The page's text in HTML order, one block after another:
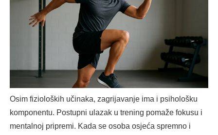
Osim fizioloških učinaka, zagrijavanje ima i psihološku
komponentu. Postupni ulazak u trening pomaže fokusu i
mentalnoj pripremi. Kada se osoba osjeća spremno i